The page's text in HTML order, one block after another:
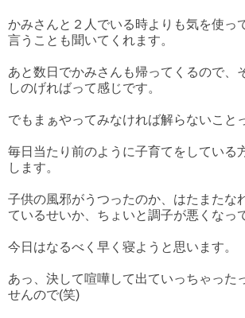
かみさんと２人でいる時よりも気を使っ
言うことも聞いてくれます。
あと数日でかみさんも帰ってくるので、
しのげればって感じです。
でもまぁやってみなければ解らないこと
毎日当たり前のように子育てをしている
します。
子供の風邪がうつったのか、はたまたな
ているせいか、ちょいと調子が悪くなっ
今日はなるべく早く寝ようと思います。
あっ、決して喧嘩して出ていっちゃった
せんので(笑)